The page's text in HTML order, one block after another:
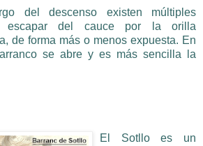
del descenso existen múltiples
escapar del cauce por la orilla
de forma más o menos expuesta. En
se abre y es más sencilla la
El Sotllo es un